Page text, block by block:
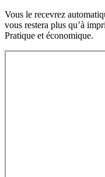
Vous le recevrez
vous restera plus qu’à
Pratique et économique.